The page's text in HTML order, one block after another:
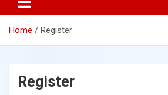
Home Register
Register